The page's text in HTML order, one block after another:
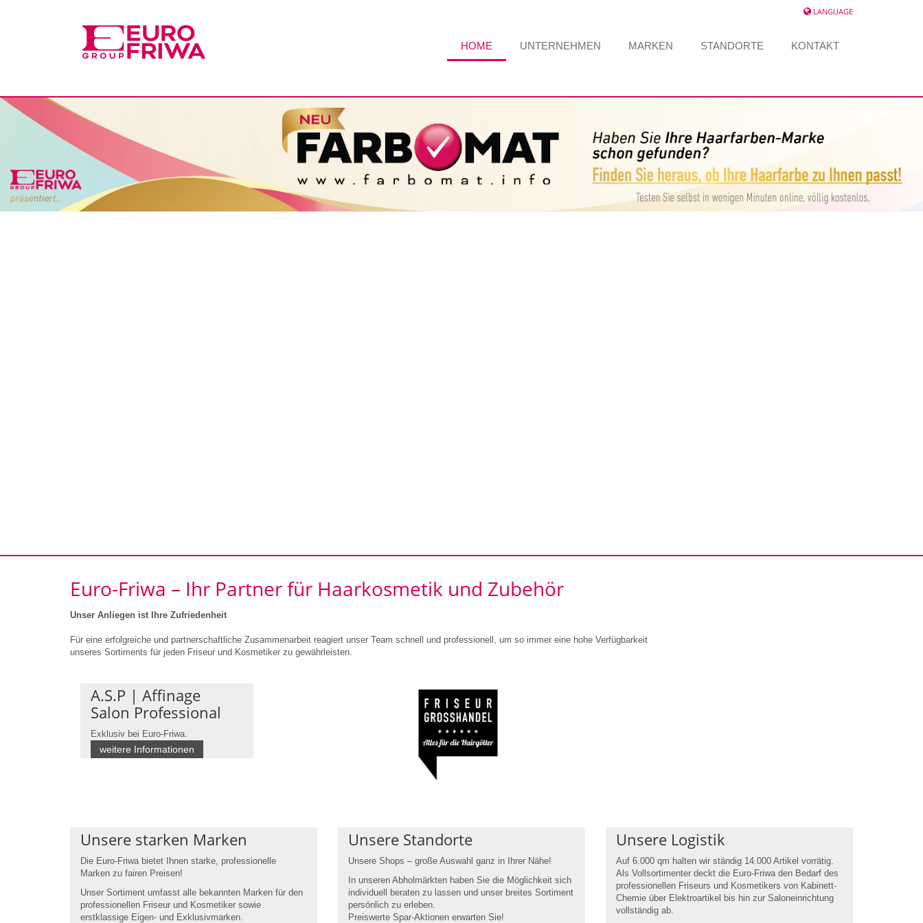
LANGUAGE
HOME UNTERNEHMEN MARKEN STANDORTE KONTAKT
Euro-Friwa – Ihr Partner für Haarkosmetik und Zubehör
Unser Anliegen ist Ihre Zufriedenheit
Für eine erfolgreiche und partnerschaftliche Zusammenarbeit reagiert unser Team schnell und professionell, um so immer eine hohe Verfügbarkeit
unseres Sortiments für jeden Friseur und Kosmetiker zu gewährleisten.
A.S.P | Affinage
Salon Professional
Exklusiv bei Euro-Friwa.
weitere Informationen
Unsere starken Marken
Die Euro-Friwa bietet Ihnen starke, professionelle
Marken zu fairen Preisen!
Unser Sortiment umfasst alle bekannten Marken für den
professionellen Friseur und Kosmetiker sowie
erstklassige Eigen- und Exklusivmarken.
Unsere Standorte
Unsere Shops – große Auswahl ganz in Ihrer Nähe!
In unseren Abholmärkten haben Sie die Möglichkeit sich
individuell beraten zu lassen und unser breites Sortiment
persönlich zu erleben.
Preiswerte Spar-Aktionen erwarten Sie!
Unsere Logistik
Auf 6.000 qm halten wir ständig 14.000 Artikel vorrätig.
Als Vollsortimenter deckt die Euro-Friwa den Bedarf des
professionellen Friseurs und Kosmetikers von Kabinett-
Chemie über Elektroartikel bis hin zur Saloneinrichtung
vollständig ab.